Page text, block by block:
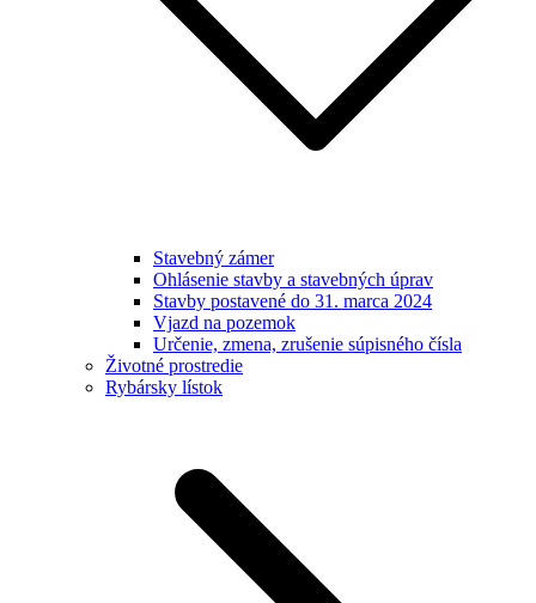
Stavebný zámer
Ohlásenie stavby a stavebných úprav
Stavby postavené do 31. marca 2024
Vjazd na pozemok
Určenie, zmena, zrušenie súpisného čísla
Životné prostredie
Rybársky lístok